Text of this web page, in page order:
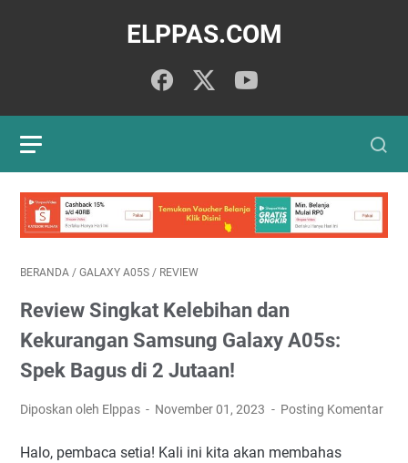
ELPPAS.COM
BERANDA / GALAXY A05S / REVIEW
Review Singkat Kelebihan dan
Kekurangan Samsung Galaxy A05s:
Spek Bagus di 2 Jutaan!
Diposkan oleh Elppas November 01, 2023 Posting Komentar
Halo, pembaca setia! Kali ini kita akan membahas